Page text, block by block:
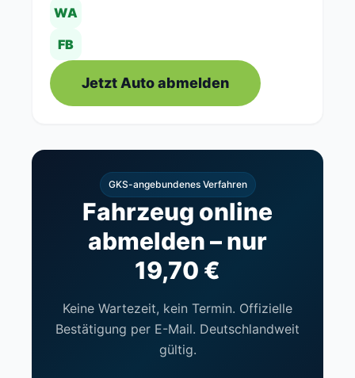
WA
FB
Jetzt Auto abmelden
GKS-angebundenes Verfahren
Fahrzeug online
abmelden – nur
19,70 €
Keine Wartezeit, kein Termin. Offizielle
Bestätigung per E-Mail. Deutschlandweit
gültig.